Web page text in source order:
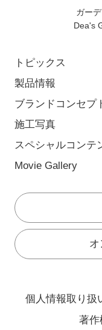
ガー
Dea's
トピックス
製品情報
ブランドコンセプ
施工写真
スペシャルコンテ
Movie Gallery
個人情報取り扱
著作